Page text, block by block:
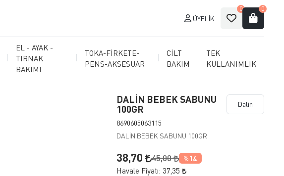
ÜYELIK
0 0
EL - AYAK -
TIRNAK
BAKIMI
TOKA-FİRKETE-
PENS-AKSESUAR
CİLT
BAKIM
TEK
KULLANIMLIK
DALİN BEBEK SABUNU
100GR
8690605063115
Dalin
DALİN BEBEK SABUNU 100GR
38,70 45,00 % 14
Havale Fiyatı: 37,35